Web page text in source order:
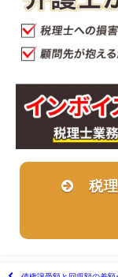
税